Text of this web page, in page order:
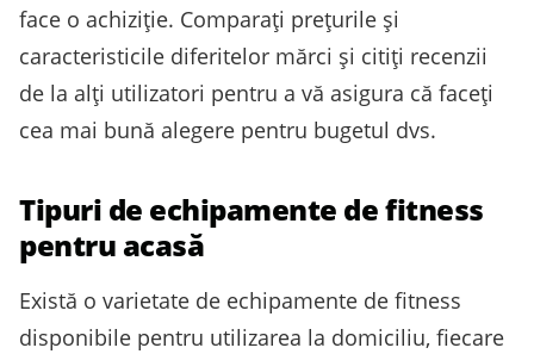
face o achiziție. Comparați prețurile și
caracteristicile diferitelor mărci și citiți recenzii
de la alți utilizatori pentru a vă asigura că faceți
cea mai bună alegere pentru bugetul dvs.
Tipuri de echipamente de fitness
pentru acasă
Există o varietate de echipamente de fitness
disponibile pentru utilizarea la domiciliu, fiecare